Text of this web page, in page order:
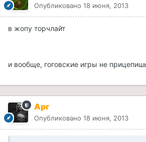
Опубликовано 18 июня, 2013
в жопу торчлайт
и вообще, гоговские игры не
Арг
Опубликовано 18 июня, 2013